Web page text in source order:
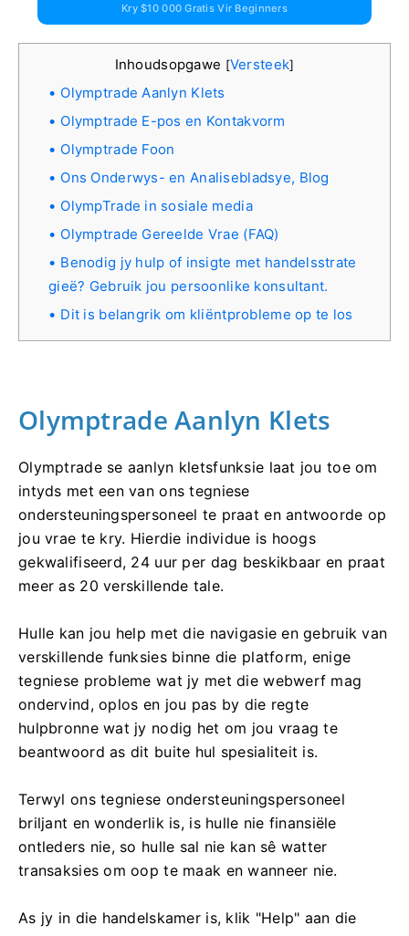
Kry $10 000 Gratis Vir Beginners
Inhoudsopgawe [Versteek]
Olymptrade Aanlyn Klets
Olymptrade E-pos en Kontakvorm
Olymptrade Foon
Ons Onderwys- en Analisebladsye, Blog
OlympTrade in sosiale media
Olymptrade Gereelde Vrae (FAQ)
Benodig jy hulp of insigte met handelsstrate
gieë? Gebruik jou persoonlike konsultant.
Dit is belangrik om kliëntprobleme op te los
Olymptrade Aanlyn Klets
Olymptrade se aanlyn kletsfunksie laat jou toe om
intyds met een van ons tegniese
ondersteuningspersoneel te praat en antwoorde op
jou vrae te kry. Hierdie individue is hoogs
gekwalifiseerd, 24 uur per dag beskikbaar en praat
meer as 20 verskillende tale.
Hulle kan jou help met die navigasie en gebruik van
verskillende funksies binne die platform, enige
tegniese probleme wat jy met die webwerf mag
ondervind, oplos en jou pas by die regte
hulpbronne wat jy nodig het om jou vraag te
beantwoord as dit buite hul spesialiteit is.
Terwyl ons tegniese ondersteuningspersoneel
briljant en wonderlik is, is hulle nie finansiële
ontleders nie, so hulle sal nie kan sê watter
transaksies om oop te maak en wanneer nie.
As jy in die handelskamer is, klik "Help" aan die